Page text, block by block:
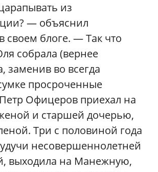
из
— объяснил
своем блоге. — Так что
собрала (вернее
заменив во всегда
просроченные
Офицеров приехал на
и старшей дочерью,
Три с половиной года
несовершеннолетней
выходила на Манежную,